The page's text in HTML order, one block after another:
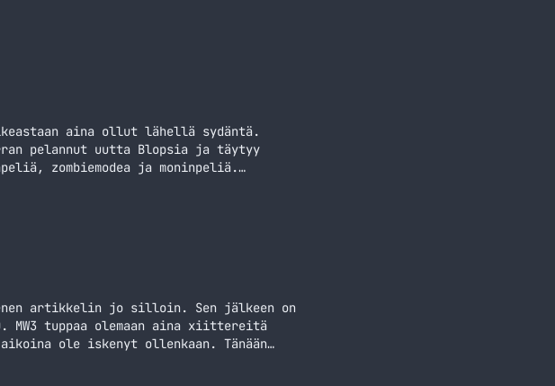
hauskinta on pelata tuttujen
aina ollut lähellä sydäntä.
pelannut uutta Blopsia ja täytyy
zombiemodea ja moninpeliä.
onhan nuo ennenkin tullut
artikkelin jo silloin. Sen jälkeen on
tuppaa olemaan aina xiittereitä
ole iskenyt ollenkaan. Tänään
Jatka lukemista CoD Black Ops